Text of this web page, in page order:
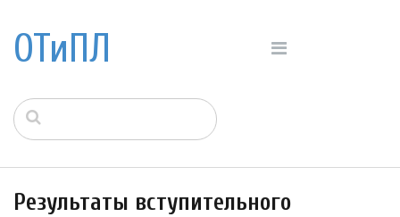
ОТиПЛ
Результаты вступительного